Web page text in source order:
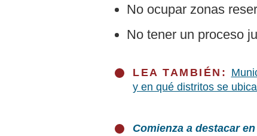
No ocupar zonas
No tener un proceso
LEA TAMBIÉN:
y en qué distritos se
Comienza a destacar